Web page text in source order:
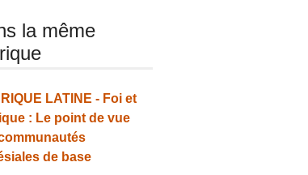
la même
LATINE - Foi et
: Le point de vue
de base